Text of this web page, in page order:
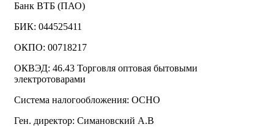
Банк ВТБ (ПАО)
БИК: 044525411
ОКПО: 00718217
ОКВЭД: 46.43 Торговля оптовая бытовыми
электротоварами
Система налогообложения: ОСНО
Ген. директор: Симановский А.В